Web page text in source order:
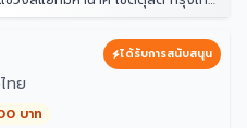
ได้รับการสนับสนุน
ทย
บาท